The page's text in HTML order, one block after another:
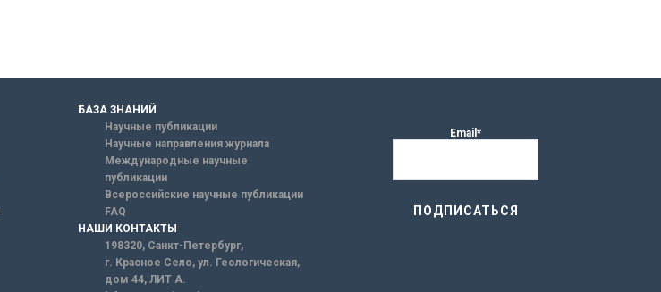
БАЗА ЗНАНИЙ
Научные публикации
Научные направления журнала
Международные научные
публикации
Всероссийские научные публикации
FAQ
НАШИ КОНТАКТЫ
198320, Санкт-Петербург,
г. Красное Село, ул. Геологическая,
дом 44, ЛИТ А.
Email*